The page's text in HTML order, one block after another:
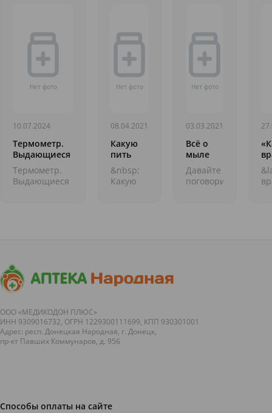
10.07.2024
Термометр.
Выдающиеся
медицинские
открытия
Термометр.
Выдающиеся
медицине,
перевернувших...
08.04.2021
Какую
пить
воду?
&nbsp;
Какую
проходят
все
Она, как
хороши...
03.03.2021
Всё о
мыле
Давайте
поговорим
ООО «МЕДИКОДОН ПЛЮС»
ИНН 9309016732, ОГРН 1229300111699, КПП 930301001
Адрес: респ. Донецкая Народная, г. Донецк,
пр-кт Павших Коммунаров, д. 95б
Способы оплаты на сайте